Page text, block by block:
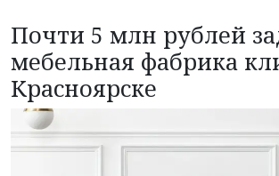
Почти 5 млн рублей
мебельная фабрика
Красноярске